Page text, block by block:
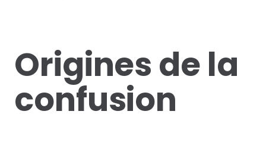
Origines de la
confusion